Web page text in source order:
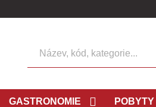
GASTRONOMIE POBYTY